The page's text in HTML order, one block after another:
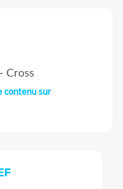
Cross
contenu sur